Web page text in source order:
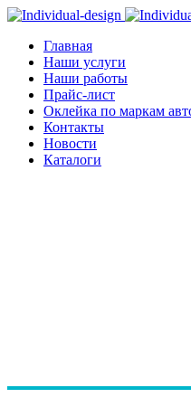
Главная
Наши услуги
Наши работы
Прайс-лист
Оклейка по маркам
Контакты
Новости
Каталоги